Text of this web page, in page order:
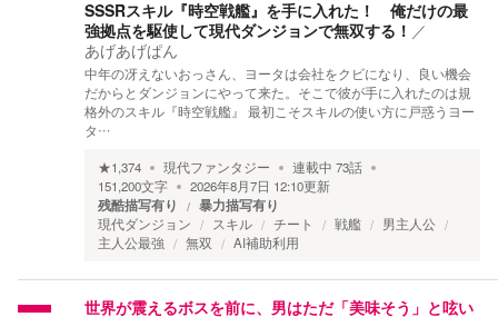
SSSRスキル『時空戦艦』を手に入れた！ 俺だけの最
強拠点を駆使して現代ダンジョンで無双する！ ／
あげあげぱん
中年の冴えないおっさん、ヨータは会社をクビになり、良い機会
だからとダンジョンにやって来た。そこで彼が手に入れたのは規
格外のスキル『時空戦艦』 最初こそスキルの使い方に戸惑うヨー
タ…
★1,374 現代ファンタジー 連載中 73話
151,200文字 2026年8月7日 12:10更新
残酷描写有り 暴力描写有り
現代ダンジョン スキル チート 戦艦
男主人公
主人公最強
無双 AI補助利用
世界が震えるボスを前に、男はただ「美味そう」と呟い